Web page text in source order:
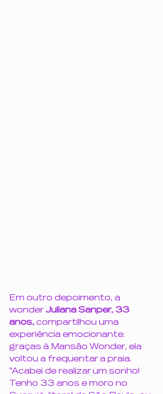
Em outro depoimento, a
wonder Juliana Sanper, 33
anos, compartilhou uma
experiência emocionante:
graças à Mansão Wonder, ela
voltou a frequentar a praia.
"Acabei de realizar um sonho!
Tenho 33 anos e moro no